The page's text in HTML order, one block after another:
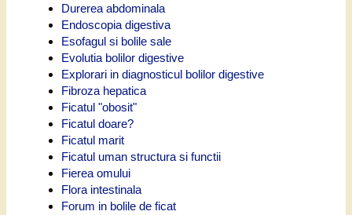
Durerea abdominala
Endoscopia digestiva
Esofagul si bolile sale
Evolutia bolilor digestive
Explorari in diagnosticul bolilor digestive
Fibroza hepatica
Ficatul "obosit"
Ficatul doare?
Ficatul marit
Ficatul uman structura si functii
Fierea omului
Flora intestinala
Forum in bolile de ficat